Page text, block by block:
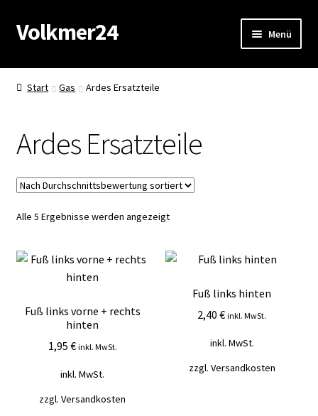
Zur
Navigation
Zum
Inhalt
Volkmer24 Menü
Start
Impressum
Datenschutz
Impressum
Kasse
Mein Konto
Vertrag widerrufen
Warenkorb
Start Gas Ardes Ersatzteile
Ardes Ersatzteile
Alle 5 Ergebnisse werden angezeigtNach
Fuß links vorne + rechts
hinten
1,95 € inkl. MwSt.
inkl. MwSt.
zzgl.Versandkosten
Fuß links hinten
2,40€ inkl. MwSt.
inkl. MwSt.
zzgl. Versandkosten